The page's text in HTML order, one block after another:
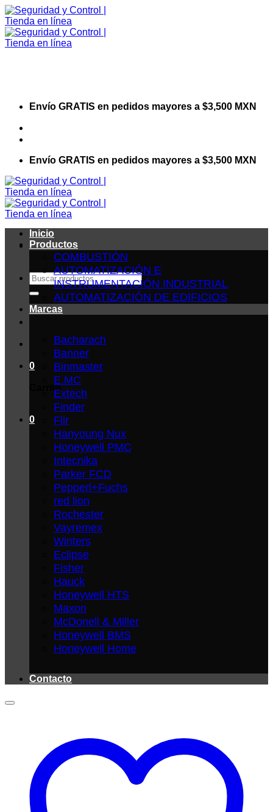
Saltar
al
contenido
Envío GRATIS en pedidos mayores a $3,500 MXN
Envío GRATIS en pedidos mayores a $3,500 MXN
Buscar
por:
0
Carrito
0
Inicio
Productos
COMBUSTIÓN
AUTOMATIZACIÓN E
INSTRUMENTACIÓN INDUSTRIAL
AUTOMATIZACIÓN DE EDIFICIOS
Marcas
Bacharach
Banner
Binmaster
E.MC
Extech
Finder
Flir
Hanyoung Nux
Honeywell PMC
Intecnika
Parker FCD
Pepperl+Fuchs
red lion
Rochester
Vayremex
Winters
Eclipse
Fisher
Hauck
Honeywell HTS
Maxon
McDonell & Miller
Honeywell BMS
Honeywell Home
Contacto